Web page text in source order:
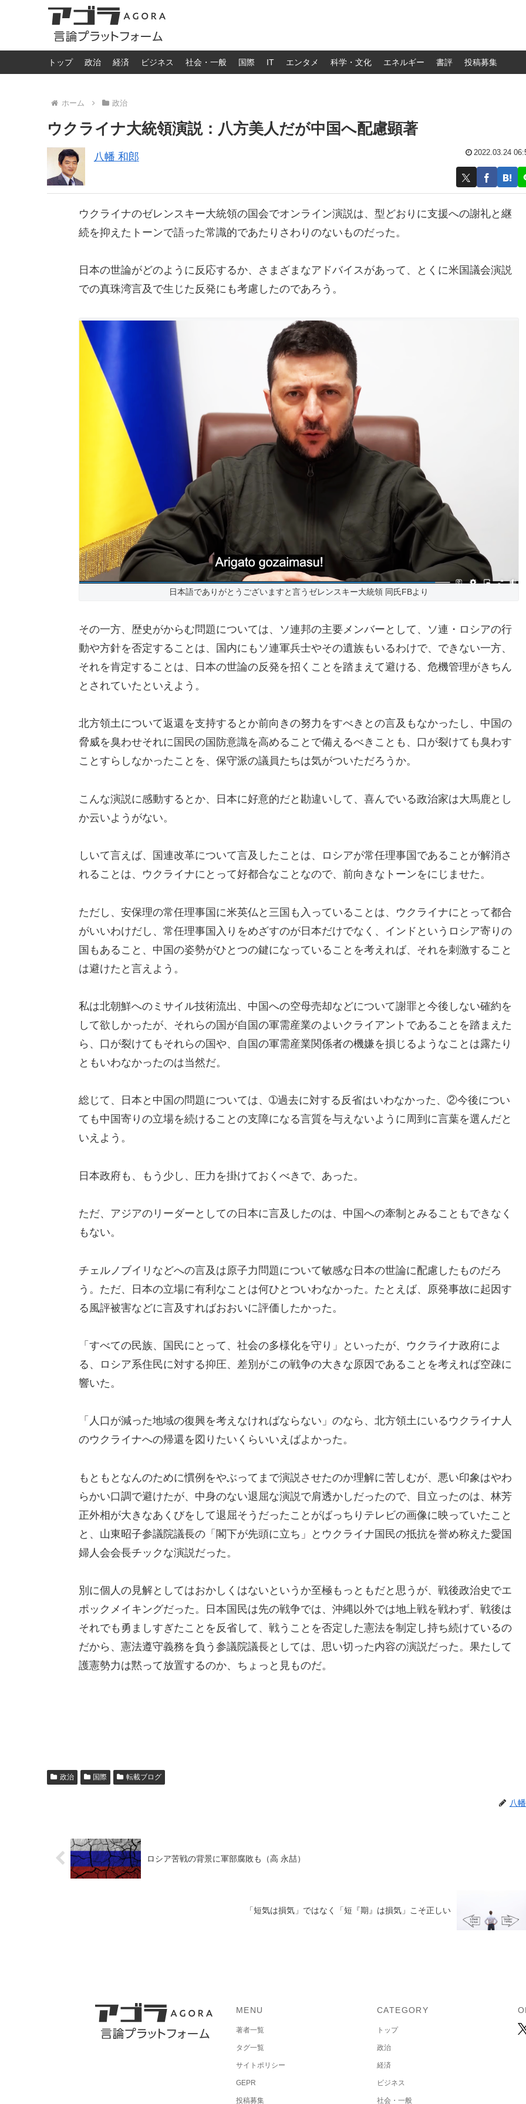
トップ 政治 経済 ビジネス 社会・一般 国際 IT エンタメ 科学・文化 エネルギー 書評 投稿募集
ホーム 政治
ウクライナ大統領演説：八方美人だが中国へ配慮顕著
八幡 和郎 2022.03.24
ウクライナのゼレンスキー大統領の国会でオンライン演説は、型どおりに支援への謝礼と継
続を抑えたトーンで語った常識的であたりさわりのないものだった。
日本の世論がどのように反応するか、さまざまなアドバイスがあって、とくに米国議会演説
での真珠湾言及で生じた反発にも考慮したのであろう。
日本語でありがとうございますと言うゼレンスキー大統領 同氏FBより
その一方、歴史がからむ問題については、ソ連邦の主要メンバーとして、ソ連・ロシアの行
動や方針を否定することは、国内にもソ連軍兵士やその遺族もいるわけで、できない一方、
それを肯定することは、日本の世論の反発を招くことを踏まえて避ける、危機管理がきちん
とされていたといえよう。
北方領土について返還を支持するとか前向きの努力をすべきとの言及もなかったし、中国の
脅威を臭わせそれに国民の国防意識を高めることで備えるべきことも、口が裂けても臭わす
ことすらしなかったことを、保守派の議員たちは気がついただろうか。
こんな演説に感動するとか、日本に好意的だと勘違いして、喜んでいる政治家は大馬鹿とし
か云いようがない。
しいて言えば、国連改革について言及したことは、ロシアが常任理事国であることが解消さ
れることは、ウクライナにとって好都合なことなので、前向きなトーンをにじませた。
ただし、安保理の常任理事国に米英仏と三国も入っていることは、ウクライナにとって都合
がいいわけだし、常任理事国入りをめざすのが日本だけでなく、インドというロシア寄りの
国もあること、中国の姿勢がひとつの鍵になっていることを考えれば、それを刺激すること
は避けたと言えよう。
私は北朝鮮へのミサイル技術流出、中国への空母売却などについて謝罪と今後しない確約を
して欲しかったが、それらの国が自国の軍需産業のよいクライアントであることを踏まえた
ら、口が裂けてもそれらの国や、自国の軍需産業関係者の機嫌を損じるようなことは露たり
ともいわなかったのは当然だ。
総じて、日本と中国の問題については、➀過去に対する反省はいわなかった、②今後につい
ても中国寄りの立場を続けることの支障になる言質を与えないように周到に言葉を選んだと
いえよう。
日本政府も、もう少し、圧力を掛けておくべきで、あった。
ただ、アジアのリーダーとしての日本に言及したのは、中国への牽制とみることもできなく
もない。
チェルノブイリなどへの言及は原子力問題について敏感な日本の世論に配慮したものだろ
う。ただ、日本の立場に有利なことは何ひとついわなかった。たとえば、原発事故に起因す
る風評被害などに言及すればおおいに評価したかった。
「すべての民族、国民にとって、社会の多様化を守り」といったが、ウクライナ政府によ
る、ロシア系住民に対する抑圧、差別がこの戦争の大きな原因であることを考えれば空疎に
響いた。
「人口が減った地域の復興を考えなければならない」のなら、北方領土にいるウクライナ人
のウクライナへの帰還を図りたいくらいいえばよかった。
もともとなんのために慣例をやぶってまで演説させたのか理解に苦しむが、悪い印象はやわ
らかい口調で避けたが、中身のない退屈な演説で肩透かしだったので、目立ったのは、林芳
正外相が大きなあくびをして退屈そうだったことがばっちりテレビの画像に映っていたこと
と、山東昭子参議院議長の「閣下が先頭に立ち」とウクライナ国民の抵抗を誉め称えた愛国
婦人会会長チックな演説だった。
別に個人の見解としてはおかしくはないというか至極もっともだと思うが、戦後政治史でエ
ポックメイキングだった。日本国民は先の戦争では、沖縄以外では地上戦を戦わず、戦後は
それでも勇ましすぎたことを反省して、戦うことを否定した憲法を制定し持ち続けているの
だから、憲法遵守義務を負う参議院議長としては、思い切った内容の演説だった。果たして
護憲勢力は黙って放置するのか、ちょっと見ものだ。
政治 国際 転載ブログ
八
ロシア苦戦の背景に軍部腐敗も（高 永喆）
「短気は損気」ではなく「短『期』は損気」こそ正しい
MENU
著者一覧
タグ一覧
サイトポリシー
GEPR
投稿募集
CATEGORY
トップ
政治
経済
ビジネス
社会・一般